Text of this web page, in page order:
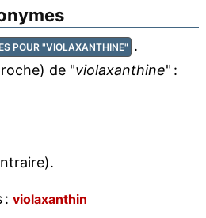
POUR "VIOLAXANTHINE" .
de "violaxanthine" :
: violaxanthin